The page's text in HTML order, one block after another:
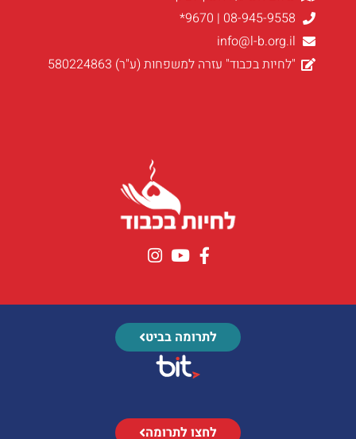
לתרומה בביט
לחצו לתרומה
08-945-9558 | 9670*
info@l-b.org.il
"לחיות בכבוד" עזרה למשפחות (ע"ר) 580224863